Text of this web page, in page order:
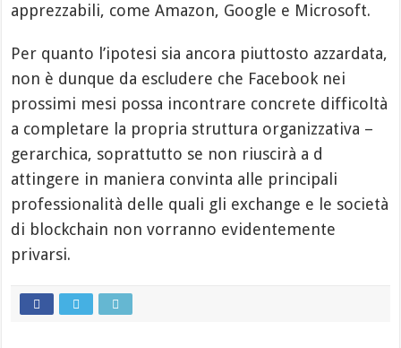
apprezzabili, come Amazon, Google e Microsoft.
Per quanto l’ipotesi sia ancora piuttosto azzardata,
non è dunque da escludere che Facebook nei
prossimi mesi possa incontrare concrete difficoltà
a completare la propria struttura organizzativa –
gerarchica, soprattutto se non riuscirà a d
attingere in maniera convinta alle principali
professionalità delle quali gli exchange e le società
di blockchain non vorranno evidentemente
privarsi.